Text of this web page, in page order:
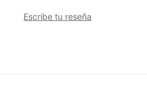
Escribe tu reseña